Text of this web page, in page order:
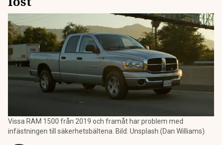
Vissa RAM 1500 från 2019 och framåt har problem med
infästningen till säkerhetsbältena. Bild: Unsplash (Dan Williams)